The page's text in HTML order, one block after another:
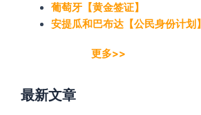
葡萄牙【黄金签证】
安提瓜和巴布达【公民身份计划】
更多>>
最新文章